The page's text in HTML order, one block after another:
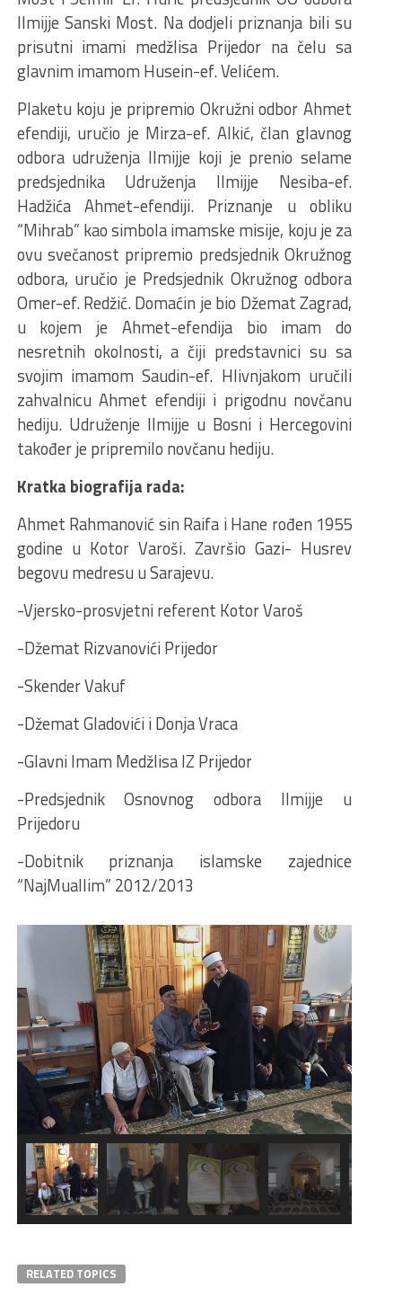
Ilmijje Sanski Most. Na dodjeli priznanja bili su
prisutni imami medžlisa Prijedor na čelu sa
glavnim imamom Husein-ef. Velićem.
Plaketu koju je pripremio Okružni odbor Ahmet
efendiji, uručio je Mirza-ef. Alkić, član glavnog
odbora udruženja Ilmijje koji je prenio selame
predsjednika Udruženja Ilmijje Nesiba-ef.
Hadžića Ahmet-efendiji. Priznanje u obliku
“Mihrab” kao simbola imamske misije, koju je za
ovu svečanost pripremio predsjednik Okružnog
odbora, uručio je Predsjednik Okružnog odbora
Omer-ef. Redžić. Domaćin je bio Džemat Zagrad,
u kojem je Ahmet-efendija bio imam do
nesretnih okolnosti, a čiji predstavnici su sa
svojim imamom Saudin-ef. Hlivnjakom uručili
zahvalnicu Ahmet efendiji i prigodnu novčanu
hediju. Udruženje Ilmijje u Bosni i Hercegovini
također je pripremilo novčanu hediju.
Kratka biografija rada:
Ahmet Rahmanović sin Raifa i Hane rođen 1955
godine u Kotor Varoši. Završio Gazi- Husrev
begovu medresu u Sarajevu.
-Vjersko-prosvjetni referent Kotor Varoš
-Džemat Rizvanovići Prijedor
-Skender Vakuf
-Džemat Gladovići i Donja Vraca
-Glavni Imam Medžlisa IZ Prijedor
-Predsjednik Osnovnog odbora Ilmijje u
Prijedoru
-Dobitnik priznanja islamske zajednice
“NajMuallim” 2012/2013
RELATED TOPICS